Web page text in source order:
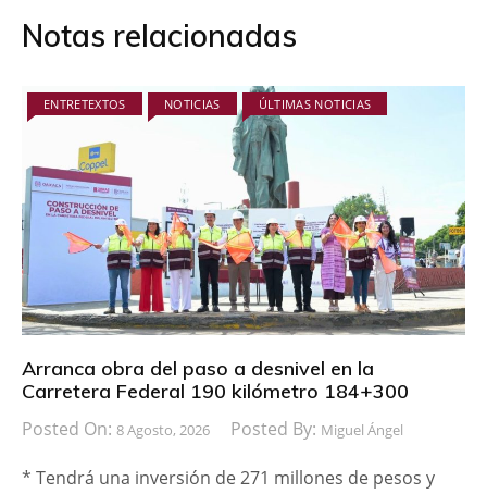
Notas relacionadas
ENTRETEXTOS NOTICIAS ÚLTIMAS NOTICIAS
Arranca obra del paso a desnivel en la
Carretera Federal 190 kilómetro 184+300
Posted On: 8 Agosto, 2026 Posted By: Miguel Ángel
* Tendrá una inversión de 271 millones de pesos y